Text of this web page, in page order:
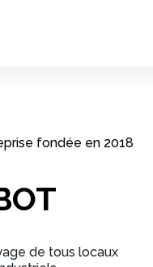
fondée en 2018
de tous locaux